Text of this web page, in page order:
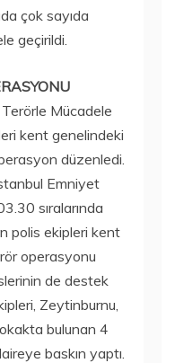
çok sayıda
geçirildi.
Mücadele
kent genelindeki
düzenledi.
Emniyet
sıralarında
polis ekipleri kent
operasyonu
de destek
Zeytinburnu,
bulunan 4
baskın yaptı.